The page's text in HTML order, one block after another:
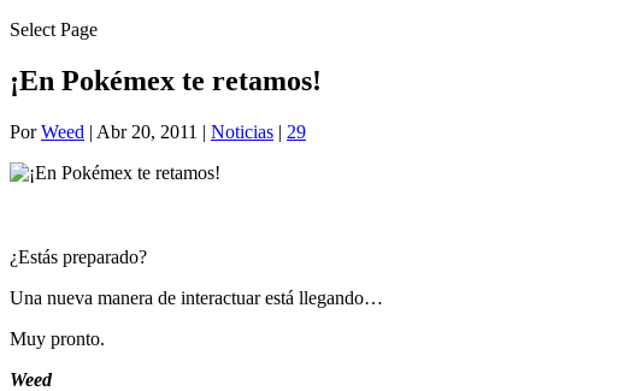
Select Page
¡En Pokémex te retamos!
PorWeed | Abr 20, 2011 | Noticias | 29
¿Estás preparado?
Una nueva manera de interactuar está llegando…
Muy pronto.
Weed